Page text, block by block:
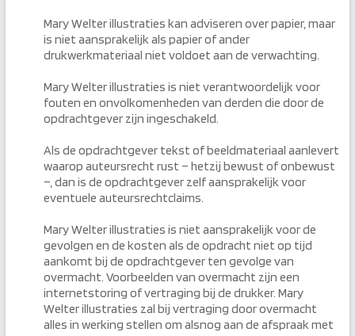
Mary Welter illustraties kan adviseren over papier, maar
is niet aansprakelijk als papier of ander
drukwerkmateriaal niet voldoet aan de verwachting.
Mary Welter illustraties is niet verantwoordelijk voor
fouten en onvolkomenheden van derden die door de
opdrachtgever zijn ingeschakeld.
Als de opdrachtgever tekst of beeldmateriaal aanlevert
waarop auteursrecht rust – hetzij bewust of onbewust
–, dan is de opdrachtgever zelf aansprakelijk voor
eventuele auteursrechtclaims.
Mary Welter illustraties is niet aansprakelijk voor de
gevolgen en de kosten als de opdracht niet op tijd
aankomt bij de opdrachtgever ten gevolge van
overmacht. Voorbeelden van overmacht zijn een
internetstoring of vertraging bij de drukker. Mary
Welter illustraties zal bij vertraging door overmacht
alles in werking stellen om alsnog aan de afspraak met